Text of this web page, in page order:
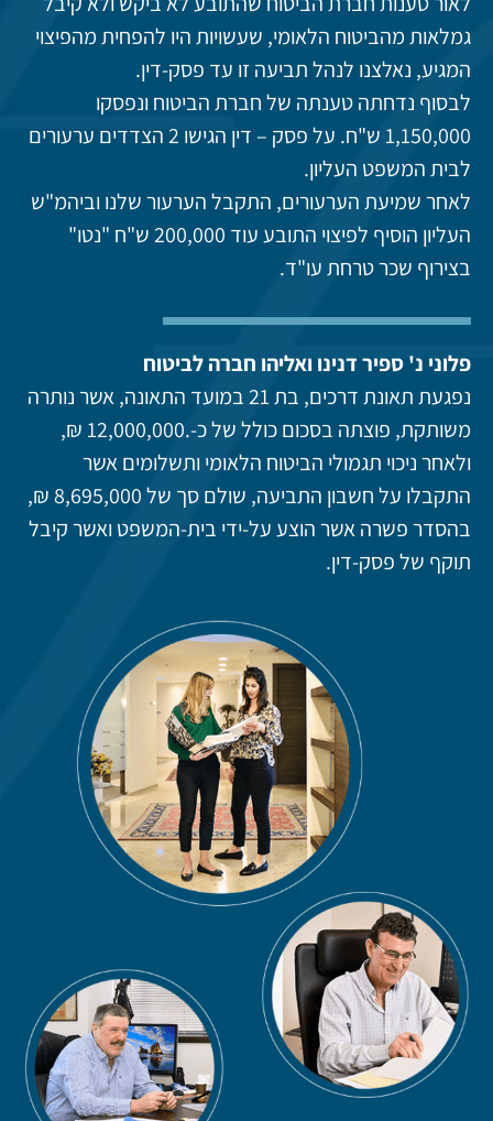
גמלאות מהביטוח הלאומי, שעשויות היו להפחית מהפיצוי
המגיע, נאלצנו לנהל תביעה זו עד פסק-דין.
לבסוף נדחתה טענתה של חברת הביטוח ונפסקו
1,150,000 ש"ח. על פסק – דין הגישו 2 הצדדים ערעורים
לבית המשפט העליון.
לאחר שמיעת הערעורים, התקבל הערעור שלנו וביהמ"ש
העליון הוסיף לפיצוי התובע עוד 200,000 ש"ח "נטו"
בצירוף שכר טרחת עו"ד.
פלוני נ' ספיר דנינו ואליהו חברה לביטוח
נפגעת תאונת דרכים, בת 21 במועד התאונה, אשר נותרה
משותקת, פוצתה בסכום כולל של כ-.12,000,000 ₪,
ולאחר ניכוי תגמולי הביטוח הלאומי ותשלומים אשר
התקבלו על חשבון התביעה, שולם סך של 8,695,000 ₪,
בהסדר פשרה אשר הוצע על-ידי בית-המשפט ואשר קיבל
תוקף של פסק-דין.